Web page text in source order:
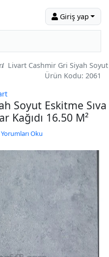
Giriş yap
Livart Cashmir Gri Siyah Soyut
Ürün Kodu: 2061
Soyut Eskitme Sıva
Kağıdı 16.50 M²
Yorumları Oku